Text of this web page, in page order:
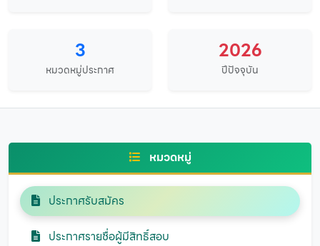
3
หมวดหมู่ประกาศ
2026
ปีปัจจุบัน
หมวดหมู่
ประกาศรับสมัคร
ประกาศรายชื่อผู้มีสิทธิ์สอบ